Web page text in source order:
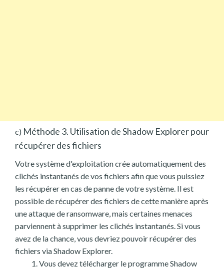
c) Méthode 3. Utilisation de Shadow Explorer pour
récupérer des fichiers
Votre système d'exploitation crée automatiquement des
clichés instantanés de vos fichiers afin que vous puissiez
les récupérer en cas de panne de votre système. Il est
possible de récupérer des fichiers de cette manière après
une attaque de ransomware, mais certaines menaces
parviennent à supprimer les clichés instantanés. Si vous
avez de la chance, vous devriez pouvoir récupérer des
fichiers via Shadow Explorer.
Vous devez télécharger le programme Shadow